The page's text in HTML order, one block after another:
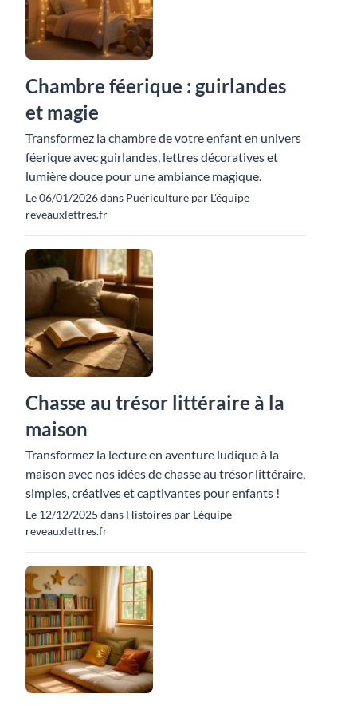
Chambre féerique : guirlandes
et magie
Transformez la chambre de votre enfant en univers
féerique avec guirlandes, lettres décoratives et
lumière douce pour une ambiance magique.
Le 06/01/2026 dans Puériculture par L'équipe
reveauxlettres.fr
Chasse au trésor littéraire à la
maison
Transformez la lecture en aventure ludique à la
maison avec nos idées de chasse au trésor littéraire,
simples, créatives et captivantes pour enfants !
Le 12/12/2025 dans Histoires par L'équipe
reveauxlettres.fr